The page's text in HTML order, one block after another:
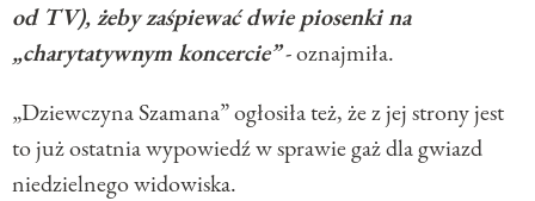
od TV), żeby zaśpiewać dwie piosenki na
„charytatywnym koncercie”- oznajmiła.
„Dziewczyna Szamana” ogłosiła też, że z jej strony jest
to już ostatnia wypowiedź w sprawie gaż dla gwiazd
niedzielnego widowiska.